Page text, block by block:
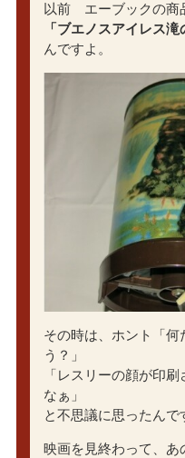
以前 エーブックの商
「ブエノスアイレス滝
んですよ。
その時は、ホント「
う？」
「レスリーの顔が印
なぁ」
と不思議に思ったんで
映画を見終わって、あ